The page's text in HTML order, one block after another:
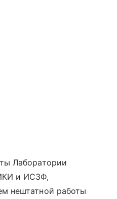
Лаборатории
и ИСЗФ,
нештатной работы